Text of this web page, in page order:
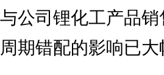
与公司锂化工产品
周期错配的影响已大